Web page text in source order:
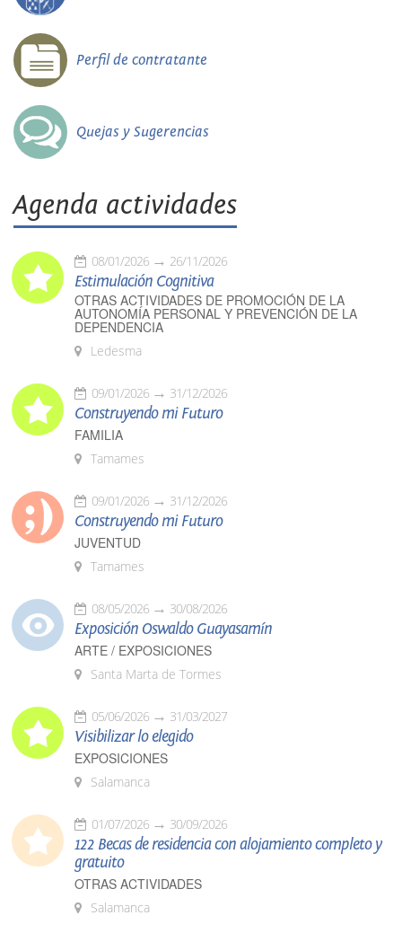
Perfil de contratante
Quejas y Sugerencias
Agenda actividades
08/01/2026 26/11/2026
Estimulación Cognitiva
OTRAS ACTIVIDADES DE PROMOCIÓN DE LA
AUTONOMÍA PERSONAL Y PREVENCIÓN DE LA
DEPENDENCIA
Ledesma
09/01/2026 31/12/2026
Construyendo mi Futuro
FAMILIA
Tamames
09/01/2026 31/12/2026
Construyendo mi Futuro
JUVENTUD
Tamames
08/05/2026 30/08/2026
Exposición Oswaldo Guayasamín
ARTE / EXPOSICIONES
Santa Marta de Tormes
05/06/2026 31/03/2027
Visibilizar lo elegido
EXPOSICIONES
Salamanca
01/07/2026 30/09/2026
122 Becas de residencia con alojamiento completo y
gratuito
OTRAS ACTIVIDADES
Salamanca